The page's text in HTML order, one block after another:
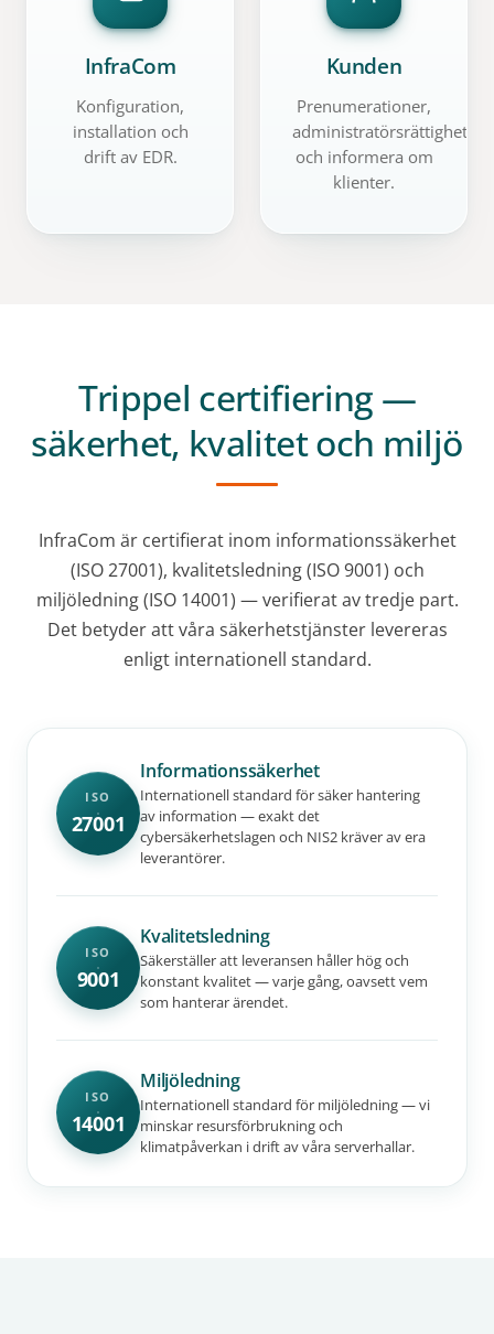
InfraCom
Konfiguration,
installation och
drift av EDR.
Kunden
Prenumerationer,
administratörsrättigheter
och informera om
klienter.
Trippel certifiering —
säkerhet, kvalitet och miljö
InfraCom är certifierat inom informationssäkerhet
(ISO 27001), kvalitetsledning (ISO 9001) och
miljöledning (ISO 14001) — verifierat av tredje part.
Det betyder att våra säkerhetstjänster levereras
enligt internationell standard.
ISO
27001
Informationssäkerhet
Internationell standard för säker hantering
av information — exakt det
cybersäkerhetslagen och NIS2 kräver av era
leverantörer.
ISO
9001
Kvalitetsledning
Säkerställer att leveransen håller hög och
konstant kvalitet — varje gång, oavsett vem
som hanterar ärendet.
ISO
14001
Miljöledning
Internationell standard för miljöledning — vi
minskar resursförbrukning och
klimatpåverkan i drift av våra serverhallar.